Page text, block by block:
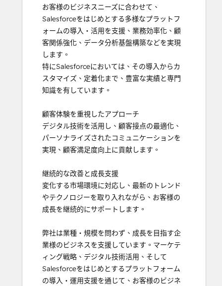
お客様のビジネスニーズに合わせて、
Salesforceをはじめとする多様なプラットフ
ォームの導入・活用を支援、業務効率化、顧
客関係強化、データ分析基盤構築などを実現
します。
特にSalesforceにおいては、その導入からカ
スタマイズ、定着化まで、豊富な実績と専門
知識を有しています。
顧客体験を重視したアプローチ
デジタル技術を活用し、顧客接点の最適化、
パーソナライズされたコミュニケーションを
実現、顧客満足度向上に貢献します。
継続的な改善と成長支援
変化する市場環境に対応し、最新のトレンド
やテクノロジーを取り入れながら、お客様の
成長を継続的にサポートします。
弊社は業種・規模を問わず、成長を目指す企
業様のビジネスを支援しています。マーケテ
ィング戦略、デジタル技術活用、そして
Salesforceをはじめとするプラットフォーム
の導入・運用支援を通じて、お客様のビジネ